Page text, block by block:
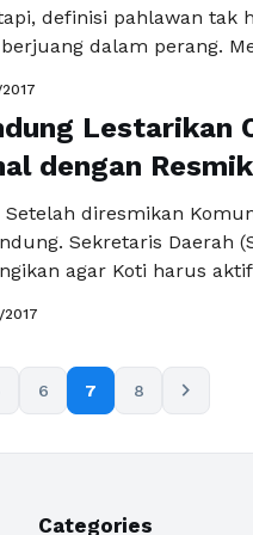
definisi pahlawan tak
dalam perang.
demi kemajuan
memperingati hari
Agus Suyitno sebagai
alam dan gajah
Lestarikan
dengan
diresmikan
Sekretaris Daerah
agar Koti harus
tradisional.
sudah bisa menorehkan
Koti Kota Bandung
olahraga …Baca
2017
6 7 8 chevron_right
Categories